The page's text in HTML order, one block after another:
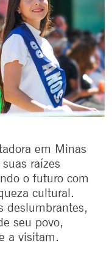
em Minas
raízes
o futuro com
cultural.
deslumbrantes,
seu povo,
a visitam.